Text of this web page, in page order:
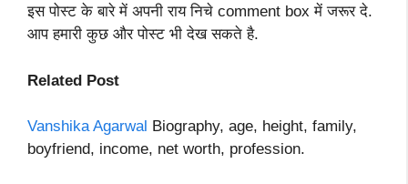
इस पोस्ट के बारे में अपनी राय निचे comment box में जरूर दे.
आप हमारी कुछ और पोस्ट भी देख सकते है.
Related Post
Vanshika Agarwal Biography, age, height, family,
boyfriend, income, net worth, profession.